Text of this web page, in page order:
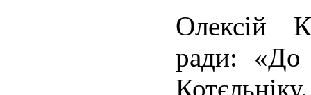
Олексій
ради: «До